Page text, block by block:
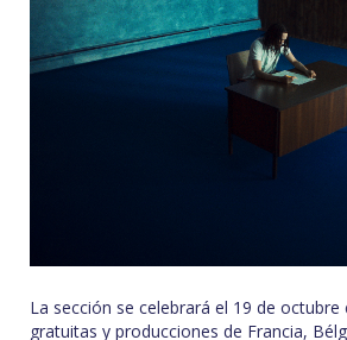
La sección se celebrará el 19 de octubre
gratuitas y producciones de Francia,